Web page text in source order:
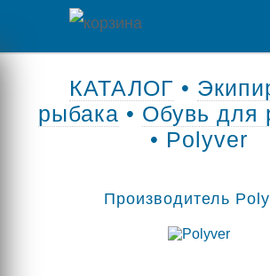
КАТАЛОГ •
рыбака • Обувь для
• Polyver
Производитель